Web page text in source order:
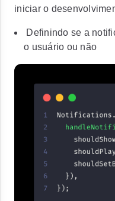
iniciar o
Definindo se a
o usuário ou não